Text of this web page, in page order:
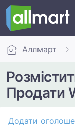
Аллмарт
Продати
Додати